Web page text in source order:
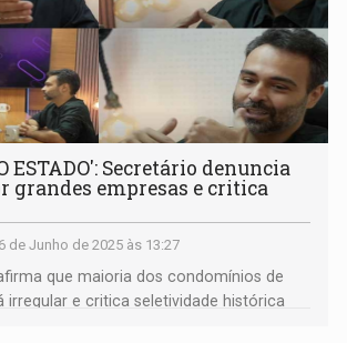
ESTADO': Secretário denuncia
grandes empresas e critica
de Junho de 2025 às 13:27
que maioria dos condomínios de
irregular e critica seletividade histórica